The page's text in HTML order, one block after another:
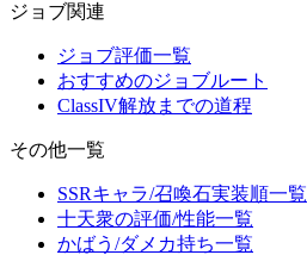
ジョブ関連
ジョブ評価一覧
おすすめのジョブルート
ClassIV解放までの道程
その他一覧
SSRキャラ/召喚石実装順一覧
十天衆の評価/性能一覧
かばう/ダメカ持ち一覧